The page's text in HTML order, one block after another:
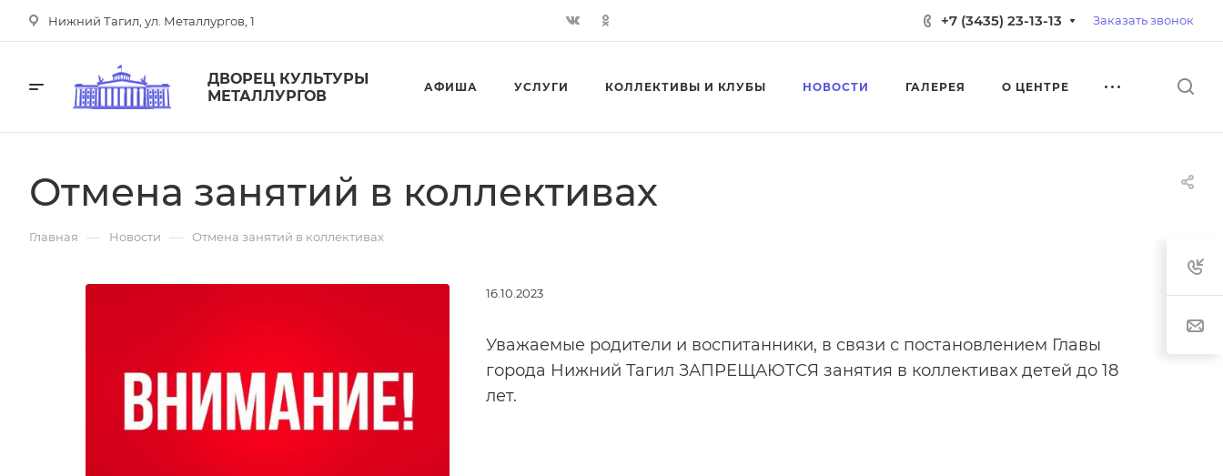
Нижний Тагил, ул. Металлургов, 1 +7 (3435) 23-13-13 Заказать звонок
ДВОРЕЦ КУЛЬТУРЫ
МЕТАЛЛУРГОВ
АФИША УСЛУГИ КОЛЛЕКТИВЫ И КЛУБЫ НОВОСТИ ГАЛЕРЕЯ О ЦЕНТРЕ
Отмена занятий в коллективах
Главная — Новости — Отмена занятий в коллективах
16.10.2023
Уважаемые родители и воспитанники, в связи с постановлением Главы
города Нижний Тагил ЗАПРЕЩАЮТСЯ занятия в коллективах детей до 18
лет.